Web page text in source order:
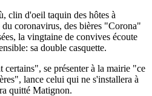
clin d'oeil taquin des hôtes à
coronavirus, des bières "Corona"
la vingtaine de convives écoute
sa double casquette.
certains", se présenter à la mairie "ce
lance celui qui ne s'installera à
quitté Matignon.